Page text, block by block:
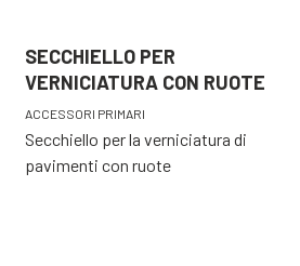
SECCHIELLO PER
VERNICIATURA CON RUOTE
ACCESSORI PRIMARI
Secchiello per la verniciatura di
pavimenti con ruote